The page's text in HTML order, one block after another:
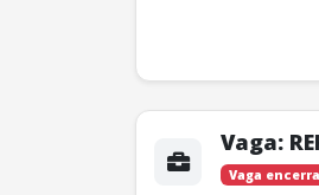
Vaga:
Vaga